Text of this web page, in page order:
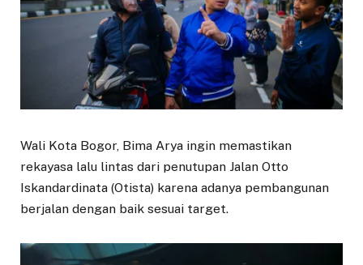
Wali Kota Bogor, Bima Arya ingin memastikan
rekayasa lalu lintas dari penutupan Jalan Otto
Iskandardinata (Otista) karena adanya pembangunan
berjalan dengan baik sesuai target.